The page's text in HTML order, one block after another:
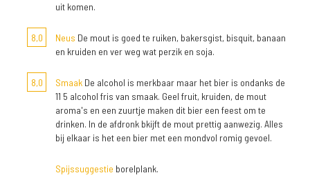
uit komen.
8,0 Neus De mout is goed te ruiken, bakersgist, bisquit, banaan
en kruiden en ver weg wat perzik en soja.
8,0 Smaak De alcohol is merkbaar maar het bier is ondanks de
11 5 alcohol fris van smaak. Geel fruit, kruiden, de mout
aroma's en een zuurtje maken dit bier een feest om te
drinken. In de afdronk bkijft de mout prettig aanwezig. Alles
bij elkaar is het een bier met een mondvol romig gevoel.
Spijssuggestie borelplank.